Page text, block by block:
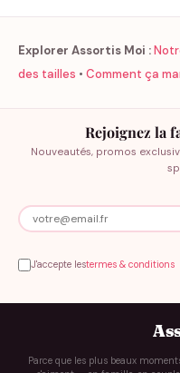
Explorer Assortis Moi :
des tailles • Comment ça
Rejoignez la
Nouveautés, promos
J'accepte lestermes & conditions
Parce que les plus beaux